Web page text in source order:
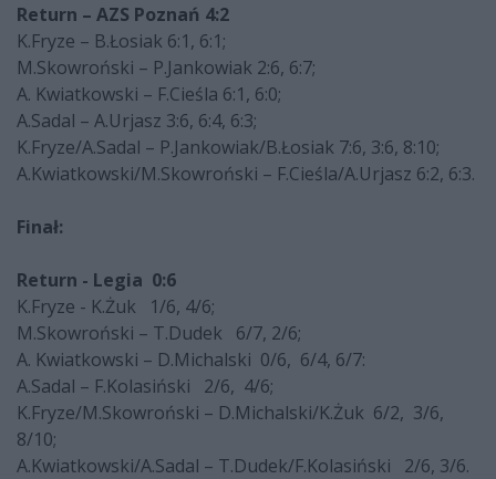
Return – AZS Poznań 4:2
K.Fryze – B.Łosiak 6:1, 6:1;
M.Skowroński – P.Jankowiak 2:6, 6:7;
A. Kwiatkowski – F.Cieśla 6:1, 6:0;
A.Sadal – A.Urjasz 3:6, 6:4, 6:3;
K.Fryze/A.Sadal – P.Jankowiak/B.Łosiak 7:6, 3:6, 8:10;
A.Kwiatkowski/M.Skowroński – F.Cieśla/A.Urjasz 6:2, 6:3.
Finał:
Return - Legia 0:6
K.Fryze - K.Żuk 1/6, 4/6;
M.Skowroński – T.Dudek 6/7, 2/6;
A. Kwiatkowski – D.Michalski 0/6, 6/4, 6/7:
A.Sadal – F.Kolasiński 2/6, 4/6;
K.Fryze/M.Skowroński – D.Michalski/K.Żuk 6/2, 3/6,
8/10;
A.Kwiatkowski/A.Sadal – T.Dudek/F.Kolasiński 2/6, 3/6.